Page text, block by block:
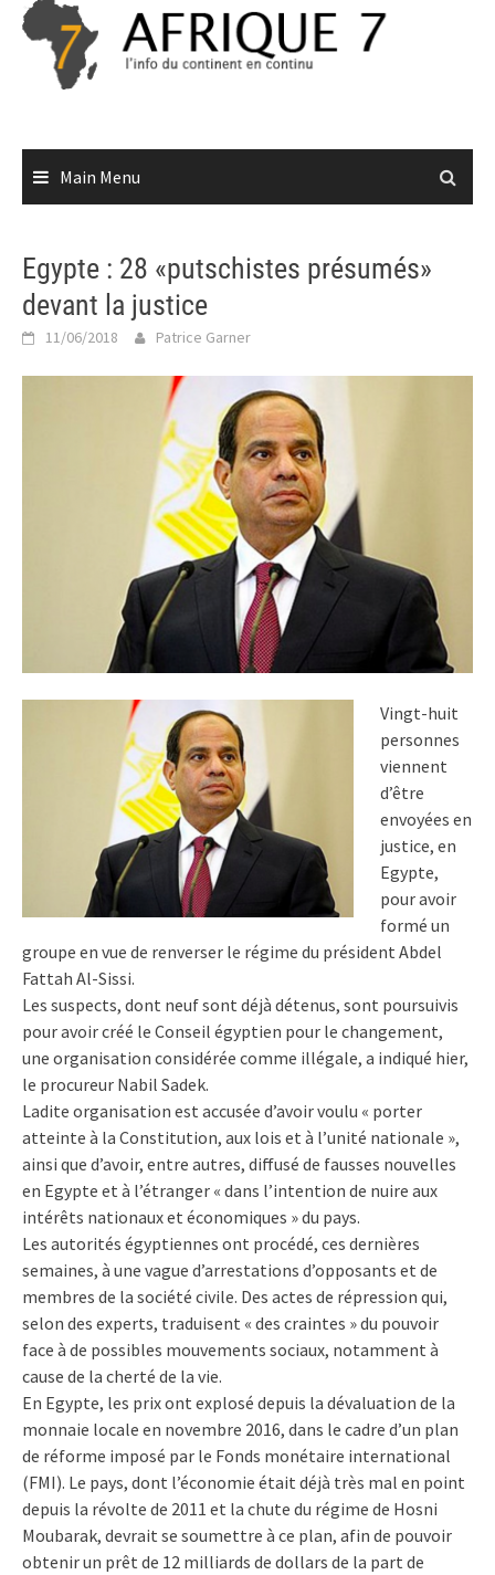
Skip
content
Main Menu
Egypte : 28 «putschistes présumés»
devant la justice
11/06/2018 Patrice Garner
Vingt-huit
personnes
viennent
d’être
envoyées en
justice, en
Egypte,
pour avoir
formé un
groupe en vue de renverser le régime du président Abdel
Fattah Al-Sissi.
Les suspects, dont neuf sont déjà détenus, sont poursuivis
pour avoir créé le Conseil égyptien pour le changement,
une organisation considérée comme illégale, a indiqué hier,
le procureur Nabil Sadek.
Ladite organisation est accusée d’avoir voulu « porter
atteinte à la Constitution, aux lois et à l’unité nationale »,
ainsi que d’avoir, entre autres, diffusé de fausses nouvelles
en Egypte et à l’étranger « dans l’intention de nuire aux
intérêts nationaux et économiques » du pays.
Les autorités égyptiennes ont procédé, ces dernières
semaines, à une vague d’arrestations d’opposants et de
membres de la société civile. Des actes de répression qui,
selon des experts, traduisent « des craintes » du pouvoir
face à de possibles mouvements sociaux, notamment à
cause de la cherté de la vie.
En Egypte, les prix ont explosé depuis la dévaluation de la
monnaie locale en novembre 2016, dans le cadre d’un plan
de réforme imposé par le Fonds monétaire international
(FMI). Le pays, dont l’économie était déjà très mal en point
depuis la révolte de 2011 et la chute du régime de Hosni
Moubarak, devrait se soumettre à ce plan, afin de pouvoir
obtenir un prêt de 12 milliards de dollars de la part de